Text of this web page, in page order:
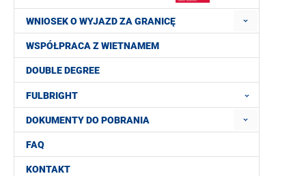
WNIOSEK O WYJAZD ZA GRANICĘ
WSPÓŁPRACA Z WIETNAMEM
DOUBLE DEGREE
FULBRIGHT
DOKUMENTY DO POBRANIA
FAQ
KONTAKT